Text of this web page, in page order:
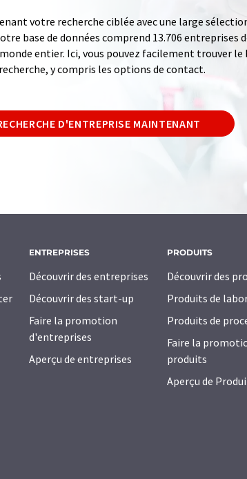
votre recherche ciblée avec une large
base de données comprend 13.706 entreprises
entier. Ici, vous pouvez facilement trouver le
y compris les options de contact.
D'ENTREPRISE MAINTENANT
ENTREPRISES
Découvrir des entreprises
Découvrir des start-up
Faire la promotion
d'entreprises
Aperçu de entreprises
PRODUITS
Découvrir des
Produits de
Produits de
Faire la
produits
Aperçu de